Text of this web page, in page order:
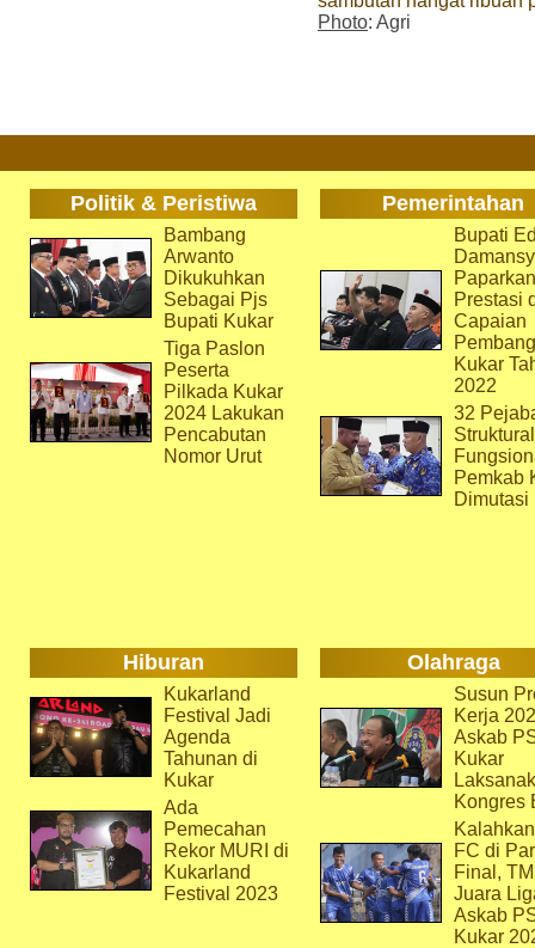
Photo: Agri
Politik & Peristiwa Pemerintahan
Bambang
Arwanto
Dikukuhkan
Sebagai Pjs
Bupati Kukar
Tiga Paslon
Peserta
Pilkada Kukar
2024 Lakukan
Pencabutan
Nomor Urut
Bupati
Paparkan
Prestasi
Capaian
Kukar
2022
32
Pemkab
Dimutasi
Hiburan Olahraga
Kukarland
Festival Jadi
Agenda
Tahunan di
Kukar
Ada
Pemecahan
Rekor MURI di
Kukarland
Festival 2023
Susun
Kerja
Askab
Kukar
Kongres
FC di
Final,
Juara
Askab
Kukar